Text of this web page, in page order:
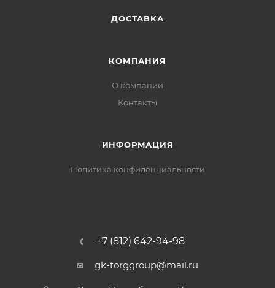
ДОСТАВКА
КОМПАНИЯ
О компании
Контакты
ИНФОРМАЦИЯ
Политика конфиденциальности
+7 (812) 642-94-98
gk-torggroup@mail.ru